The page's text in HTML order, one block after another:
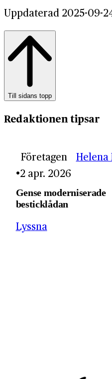
Uppdaterad 2025-09-
Till sidans topp
Redaktionen tipsar
Företagen
Helena
2 apr. 2026
Gense moderniserade
besticklådan
Lyssna